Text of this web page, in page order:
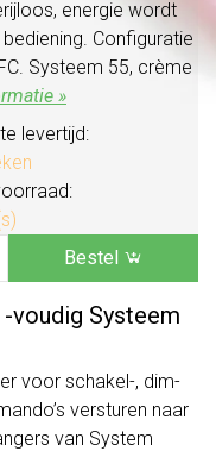
energie wordt
Configuratie
Systeem 55, crème
»
levertijd:
Bestel
voudig Systeem
voor schakel-, dim-
versturen naar
van System